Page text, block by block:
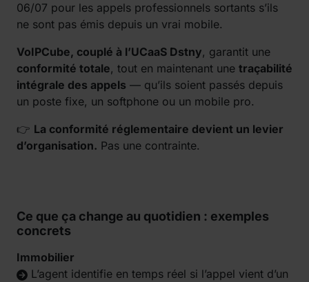
06/07 pour les appels professionnels sortants s’ils
ne sont pas émis depuis un vrai mobile.
VoIPCube, couplé à l’UCaaS Dstny, garantit une
conformité totale, tout en maintenant une traçabilité
intégrale des appels — qu’ils soient passés depuis
un poste fixe, un softphone ou un mobile pro.
👉 La conformité réglementaire devient un levier
d’organisation. Pas une contrainte.
Ce que ça change au quotidien : exemples
concrets
Immobilier
L’agent identifie en temps réel si l’appel vient d’un